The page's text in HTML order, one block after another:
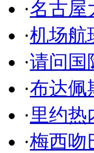
·名古屋
·机场航
·请问国
·布达佩
·里约热
·梅西吻